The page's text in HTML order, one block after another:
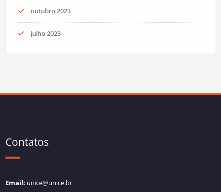
outubro 2023
julho 2023
Contatos
Email: unice@unice.br